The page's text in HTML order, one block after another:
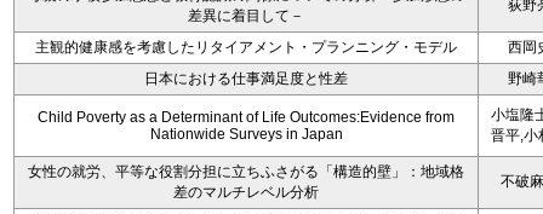
差異に着目して－
荻野
主観的健康感を考慮したリタイアメント・プランニング・モデル
西岡
日本における仕事満足度と性差
野崎
Child Poverty as a Determinant of Life Outcomes:Evidence from
Nationwide Surveys in Japan
小塩隆
晋平,小
女性の就労、平等な役割分担に立ちふさがる「構造的壁」：地域格
差のマルチレベル分析
不破